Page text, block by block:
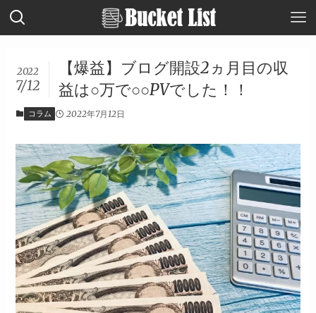
【爆益】ブログ開設2ヵ月目の収
益は○万で○○PVでした！！
2022
7/12
コラム 2022年7月12日